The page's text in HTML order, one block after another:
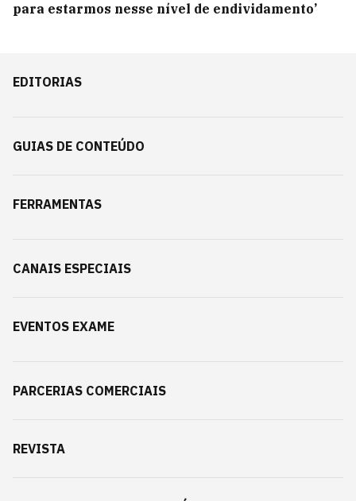
para estarmos nesse nível de endividamento’
EDITORIAS
GUIAS DE CONTEÚDO
FERRAMENTAS
CANAIS ESPECIAIS
EVENTOS EXAME
PARCERIAS COMERCIAIS
REVISTA